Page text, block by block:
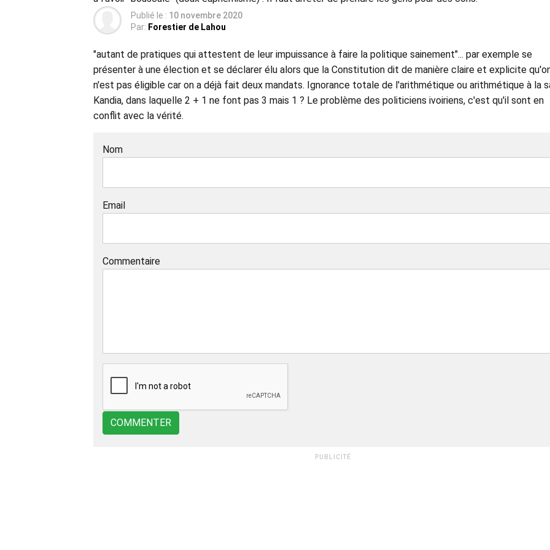
Publié le : 10 novembre 2020
Par: Forestier de Lahou
"autant de pratiques qui attestent de leur impuissance à faire la politique sainement"... par exemple se
présenter à une élection et se déclarer élu alors que la Constitution dit de manière claire et explicite
n'est pas éligible car on a déjà fait deux mandats. Ignorance totale de l'arithmétique ou arithmétique à la
Kandia, dans laquelle 2 + 1 ne font pas 3 mais 1 ? Le problème des politiciens ivoiriens, c'est qu'il sont en
conflit avec la vérité.
Nom
Email
Commentaire
COMMENTER
PUBLICITÉ